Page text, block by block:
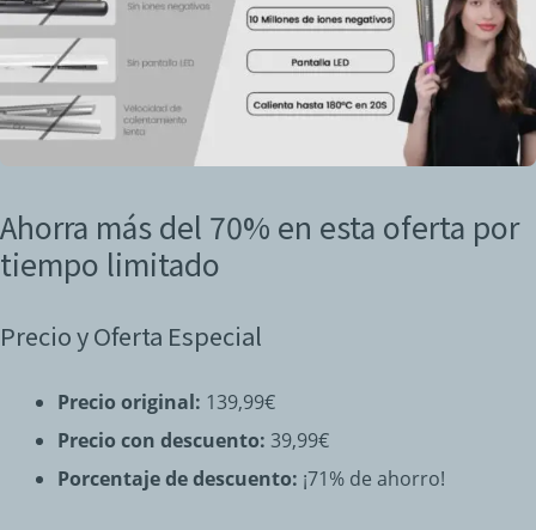
Ahorra más del 70% en esta oferta por
tiempo limitado
Precio y Oferta Especial
Precio original: 139,99€
Precio con descuento: 39,99€
Porcentaje de descuento: ¡71% de ahorro!